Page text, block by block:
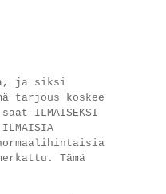
ja siksi
tarjous koskee
ILMAISEKSI
Tämä